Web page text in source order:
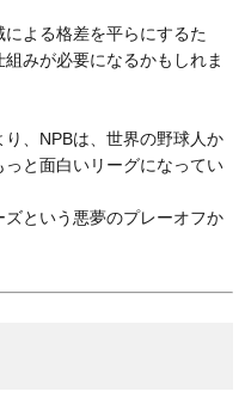
よる格差を平らにするた
みが必要になるかもしれま
、NPBは、世界の野球人か
と面白いリーグになってい
という悪夢のプレーオフか